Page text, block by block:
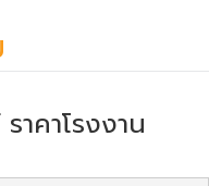
าคาโรงงาน